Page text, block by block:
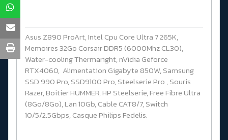
Asus Z890 ProArt, Intel Cpu Core Ultra 7 265K,
Memoires 32Go Corsair DDR5 (6000Mhz CL30),
Water-cooling Thermaright, nVidia Geforce
RTX4060, Alimentation Gigabyte 850W, Samsung
SSD 990 Pro, SSD9100 Pro, Steelserie Pro , Souris
Razer, Boitier HUMMER, HP Steelserie, Free Fibre Ultra
(8Go/8Go), Lan 10Gb, Cable CAT8/7, Switch
10/5/2.5Gbps, Casque Philips Fedelis.